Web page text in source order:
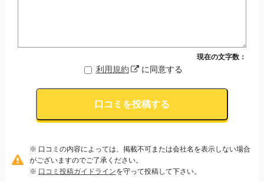
現在の文字数：
利用規約 に同意する
口コミを投稿する
※ 口コミの内容によっては、掲載不可または会社名を表示しない場合
がございますのでご了承ください。
※ 口コミ投稿ガイドラインを守って投稿して下さい。